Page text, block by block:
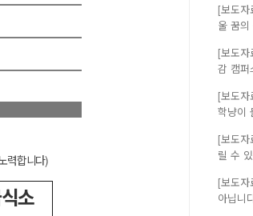
력합니다)
소
[보도자
울 꿈의
[보도자
감 캠퍼
[보도자
학냥이
[보도자
릴 수
[보도
아닙니